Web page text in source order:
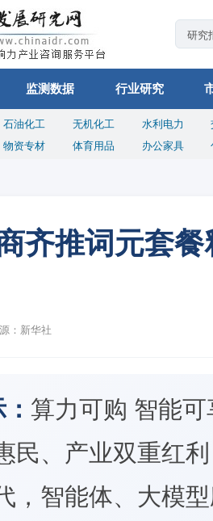
监测数据 行业研究
石油化工 无机化工 水利电力
物资专材 体育用品 办公家具
齐推词元套
：新华社
算力可购 智能
民、产业双重
，智能体、大模